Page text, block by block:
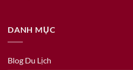
DANH MỤC
Blog Du Lịch